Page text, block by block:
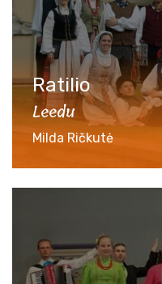
Ratilio
Leedu
Milda Ričkutė